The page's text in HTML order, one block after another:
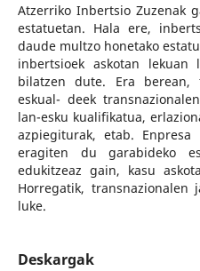
Atzerriko Inbertsio Zuzenak
estatuetan. Hala ere,
daude multzo honetako
inbertsioek askotan lekuan
bilatzen dute. Era berean,
eskual- deek
lan-esku kualifikatua,
azpiegiturak, etab. Enpresa
eragiten du garabideko
edukitzeaz gain, kasu
Horregatik,
luke.
Deskargak